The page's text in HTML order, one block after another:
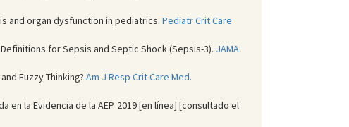
and organ dysfunction in pediatrics. Pediatr Crit Care
for Sepsis and Septic Shock (Sepsis-3). JAMA.
Fuzzy Thinking? Am J Resp Crit Care Med.
la Evidencia de la AEP. 2019 [en línea] [consultado el